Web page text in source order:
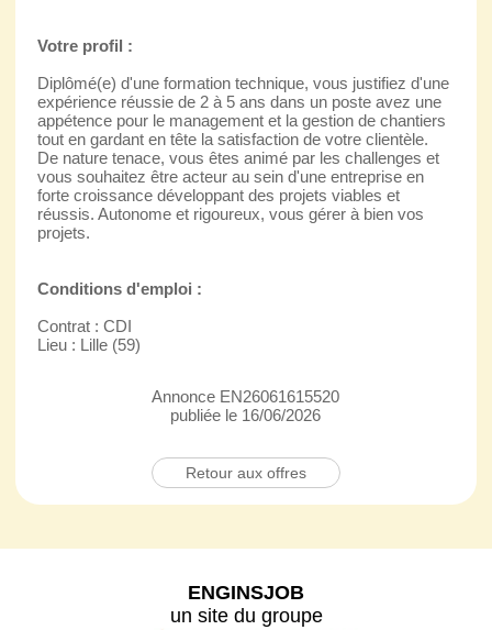
Votre profil :
Diplômé(e) d'une formation technique, vous justifiez d'une
expérience réussie de 2 à 5 ans dans un poste avez une
appétence pour le management et la gestion de chantiers
tout en gardant en tête la satisfaction de votre clientèle.
De nature tenace, vous êtes animé par les challenges et
vous souhaitez être acteur au sein d'une entreprise en
forte croissance développant des projets viables et
réussis. Autonome et rigoureux, vous gérer à bien vos
projets.
Conditions d'emploi :
Contrat : CDI
Lieu : Lille (59)
Annonce EN26061615520
publiée le 16/06/2026
Retour aux offres
ENGINSJOB
un site du groupe